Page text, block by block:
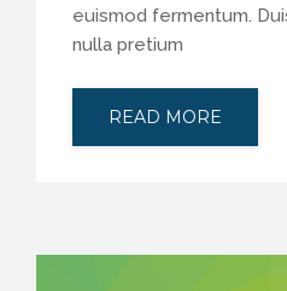
euismod fermentum.
nulla pretium
READ MORE